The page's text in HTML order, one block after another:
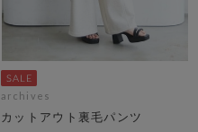
archives
カットアウト裏毛パンツ